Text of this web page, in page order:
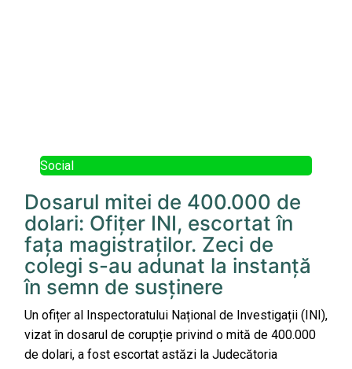
Social
Dosarul mitei de 400.000 de
dolari: Ofițer INI, escortat în
fața magistraților. Zeci de
colegi s-au adunat la instanță
în semn de susținere
Un ofițer al Inspectoratului Național de Investigații (INI),
vizat în dosarul de corupție privind o mită de 400.000
de dolari, a fost escortat astăzi la Judecătoria